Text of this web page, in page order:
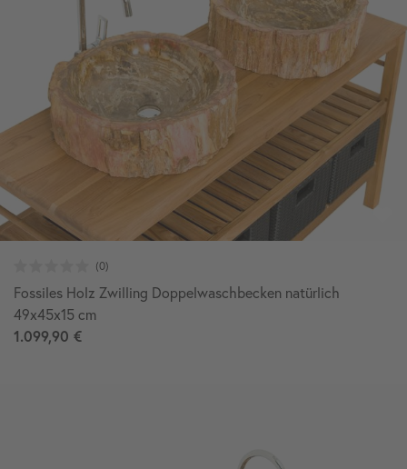
Fossiles Holz Zwilling Doppelwaschbecken natürlich
49x45x15 cm
1.099,90 €